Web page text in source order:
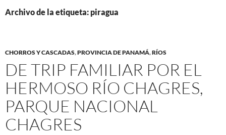
Archivo de la etiqueta: piragua
CHORROS Y CASCADAS,PROVINCIA DE PANAMÁ,RÍOS
DE TRIP FAMILIAR POR EL
HERMOSO RÍO CHAGRES,
PARQUE NACIONAL
CHAGRES